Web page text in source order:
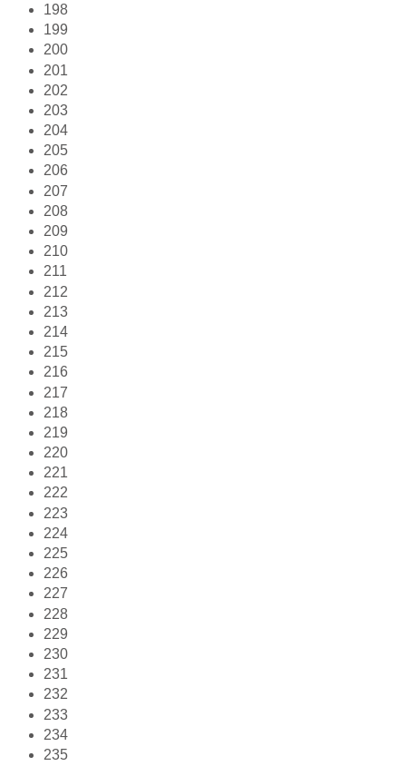
198
199
200
201
202
203
204
205
206
207
208
209
210
211
212
213
214
215
216
217
218
219
220
221
222
223
224
225
226
227
228
229
230
231
232
233
234
235